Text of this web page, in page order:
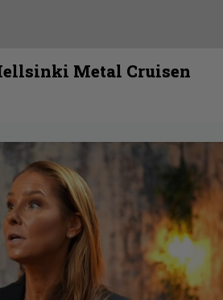
Metal Cruisen